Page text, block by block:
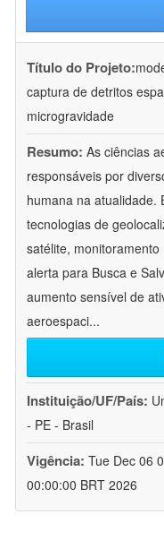
Título do Projeto:
captura de detritos
microgravidade
Resumo: As ciências
responsáveis por
humana na atualidade.
tecnologias de
satélite,
alerta para Busca e
aumento sensível de
aeroespaci...
Instituição/UF/País:
- PE - Brasil
Vigência: Tue Dec 06
00:00:00 BRT 2026